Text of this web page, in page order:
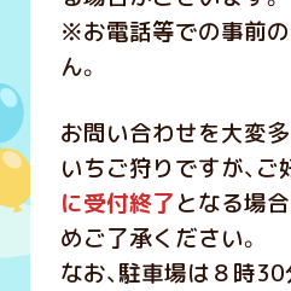
※お電話等での事前
ん。
お問い合わせを大変
いちご狩りですが、ご
に受付終了となる場
めご了承ください。
なお、駐車場は８時